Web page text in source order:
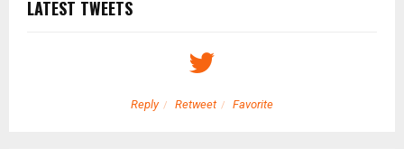
LATEST TWEETS
Reply Retweet Favorite